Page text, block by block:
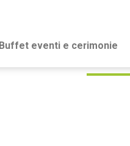
Buffet eventi e cerimonie